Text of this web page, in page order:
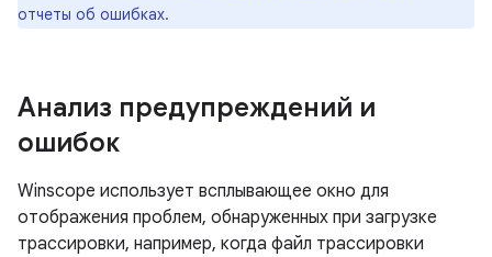
отчеты об ошибках.
Анализ предупреждений и
ошибок
Winscope использует всплывающее окно для
отображения проблем, обнаруженных при загрузке
трассировки, например, когда файл трассировки